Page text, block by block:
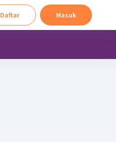
Daftar Masuk